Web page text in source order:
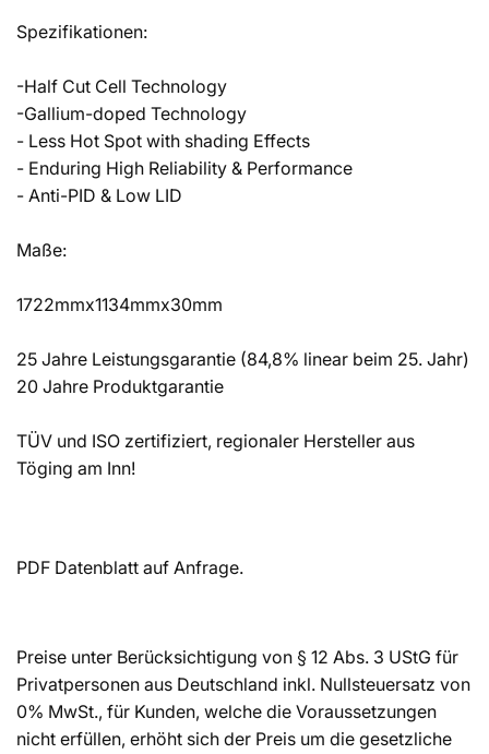
Spezifikationen:
-Half Cut Cell Technology
-Gallium-doped Technology
- Less Hot Spot with shading Effects
- Enduring High Reliability & Performance
- Anti-PID & Low LID
Maße:
1722mmx1134mmx30mm
25 Jahre Leistungsgarantie (84,8% linear beim 25. Jahr)
20 Jahre Produktgarantie
TÜV und ISO zertifiziert, regionaler Hersteller aus
Töging am Inn!
PDF Datenblatt auf Anfrage.
Preise unter Berücksichtigung von § 12 Abs. 3 UStG für
Privatpersonen aus Deutschland inkl. Nullsteuersatz von
0% MwSt., für Kunden, welche die Voraussetzungen
nicht erfüllen, erhöht sich der Preis um die gesetzliche